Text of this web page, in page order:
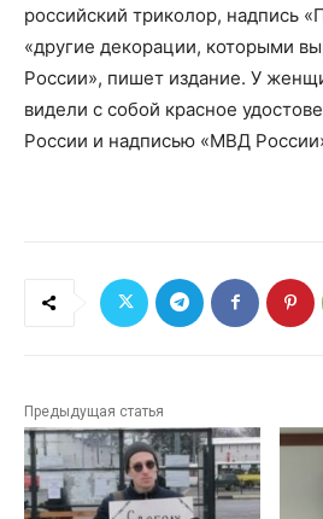
российский триколор, надпись
«другие декорации, которыми
России», пишет издание. У
видели с собой красное
России и надписью «МВД
Предыдущая статья